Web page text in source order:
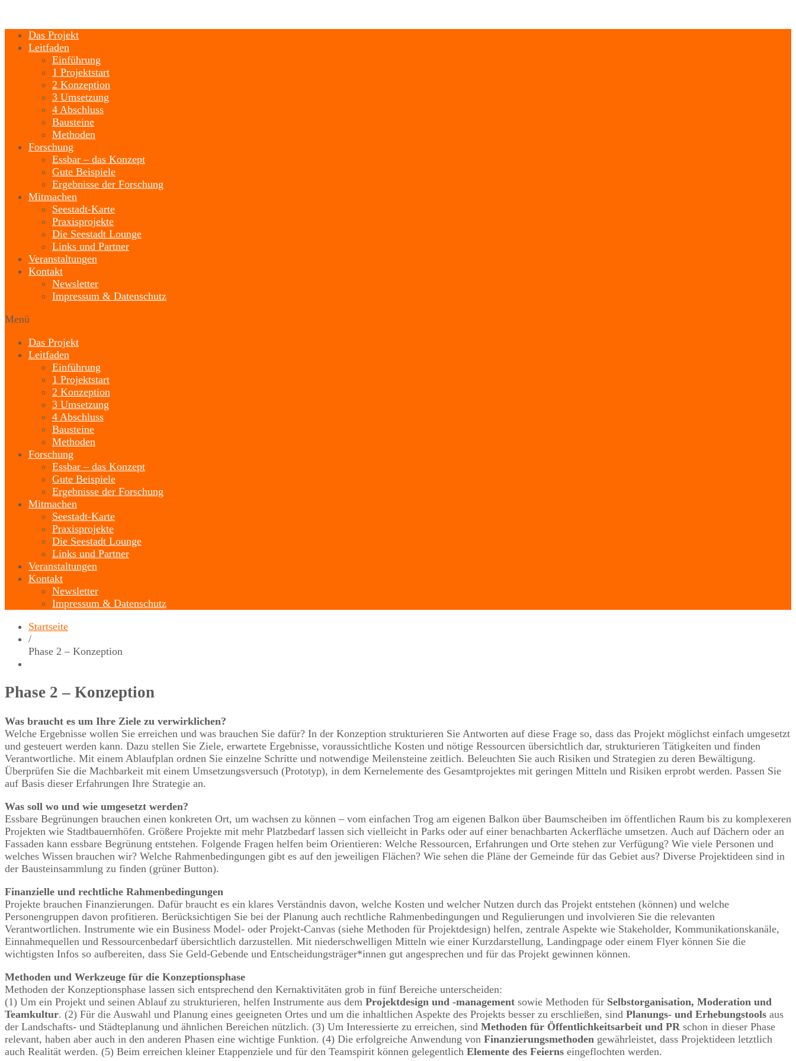
Das Projekt
Leitfaden
Einführung
1 Projektstart
2 Konzeption
3 Umsetzung
4 Abschluss
Bausteine
Methoden
Forschung
Essbar – das Konzept
Gute Beispiele
Ergebnisse der Forschung
Mitmachen
Seestadt-Karte
Praxisprojekte
Die Seestadt Lounge
Links und Partner
Veranstaltungen
Kontakt
Newsletter
Impressum & Datenschutz
Menü
Das Projekt
Leitfaden
Einführung
1 Projektstart
2 Konzeption
3 Umsetzung
4 Abschluss
Bausteine
Methoden
Forschung
Essbar – das Konzept
Gute Beispiele
Ergebnisse der Forschung
Mitmachen
Seestadt-Karte
Praxisprojekte
Die Seestadt Lounge
Links und Partner
Veranstaltungen
Kontakt
Newsletter
Impressum & Datenschutz
Startseite
/
Phase 2 – Konzeption
Phase 2 – Konzeption
Was braucht es um Ihre Ziele zu verwirklichen?
Welche Ergebnisse wollen Sie erreichen und was brauchen Sie dafür? In der Konzeption strukturieren Sie Antworten auf diese Frage so, dass das Projekt möglichst einfach umgesetzt
und gesteuert werden kann. Dazu stellen Sie Ziele, erwartete Ergebnisse, voraussichtliche Kosten und nötige Ressourcen übersichtlich dar, strukturieren Tätigkeiten und finden
Verantwortliche. Mit einem Ablaufplan ordnen Sie einzelne Schritte und notwendige Meilensteine zeitlich. Beleuchten Sie auch Risiken und Strategien zu deren Bewältigung.
Überprüfen Sie die Machbarkeit mit einem Umsetzungsversuch (Prototyp), in dem Kernelemente des Gesamtprojektes mit geringen Mitteln und Risiken erprobt werden. Passen Sie
auf Basis dieser Erfahrungen Ihre Strategie an.
Was soll wo und wie umgesetzt werden?
Essbare Begrünungen brauchen einen konkreten Ort, um wachsen zu können – vom einfachen Trog am eigenen Balkon über Baumscheiben im öffentlichen Raum bis zu komplexeren
Projekten wie Stadtbauernhöfen. Größere Projekte mit mehr Platzbedarf lassen sich vielleicht in Parks oder auf einer benachbarten Ackerfläche umsetzen. Auch auf Dächern oder an
Fassaden kann essbare Begrünung entstehen. Folgende Fragen helfen beim Orientieren: Welche Ressourcen, Erfahrungen und Orte stehen zur Verfügung? Wie viele Personen und
welches Wissen brauchen wir? Welche Rahmenbedingungen gibt es auf den jeweiligen Flächen? Wie sehen die Pläne der Gemeinde für das Gebiet aus? Diverse Projektideen sind in
der Bausteinsammlung zu finden (grüner Button).
Finanzielle und rechtliche Rahmenbedingungen
Projekte brauchen Finanzierungen. Dafür braucht es ein klares Verständnis davon, welche Kosten und welcher Nutzen durch das Projekt entstehen (können) und welche
Personengruppen davon profitieren. Berücksichtigen Sie bei der Planung auch rechtliche Rahmenbedingungen und Regulierungen und involvieren Sie die relevanten
Verantwortlichen. Instrumente wie ein Business Model- oder Projekt-Canvas (siehe Methoden für Projektdesign) helfen, zentrale Aspekte wie Stakeholder, Kommunikationskanäle,
Einnahmequellen und Ressourcenbedarf übersichtlich darzustellen. Mit niederschwelligen Mitteln wie einer Kurzdarstellung, Landingpage oder einem Flyer können Sie die
wichtigsten Infos so aufbereiten, dass Sie Geld-Gebende und Entscheidungsträger*innen gut angesprechen und für das Projekt gewinnen können.
Methoden und Werkzeuge für die Konzeptionsphase
Methoden der Konzeptionsphase lassen sich entsprechend den Kernaktivitäten grob in fünf Bereiche unterscheiden:
(1) Um ein Projekt und seinen Ablauf zu strukturieren, helfen Instrumente aus dem Projektdesign und -management sowie Methoden für Selbstorganisation, Moderation und
Teamkultur. (2) Für die Auswahl und Planung eines geeigneten Ortes und um die inhaltlichen Aspekte des Projekts besser zu erschließen, sind Planungs- und Erhebungstools aus
der Landschafts- und Städteplanung und ähnlichen Bereichen nützlich. (3) Um Interessierte zu erreichen, sind Methoden für Öffentlichkeitsarbeit und PR schon in dieser Phase
relevant, haben aber auch in den anderen Phasen eine wichtige Funktion. (4) Die erfolgreiche Anwendung von Finanzierungsmethoden gewährleistet, dass Projektideen letztlich
auch Realität werden. (5) Beim erreichen kleiner Etappenziele und für den Teamspirit können gelegentlich Elemente des Feierns eingeflochten werden.